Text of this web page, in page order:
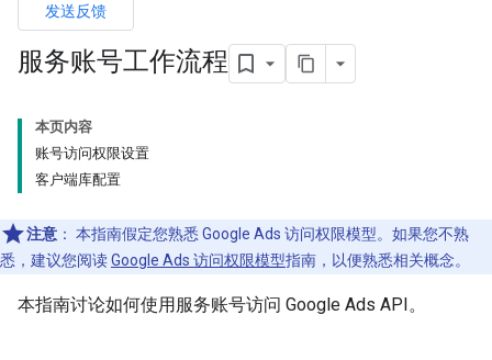
发送反馈
服务账号工作流程
本页内容
账号访问权限设置
客户端库配置
注意 ： 本指南假定您熟悉 Google Ads 访问权限模型。如果您不熟
悉，建议您阅读Google Ads 访问权限模型指南，以便熟悉相关概念。
本指南讨论如何使用服务账号访问 Google Ads API。